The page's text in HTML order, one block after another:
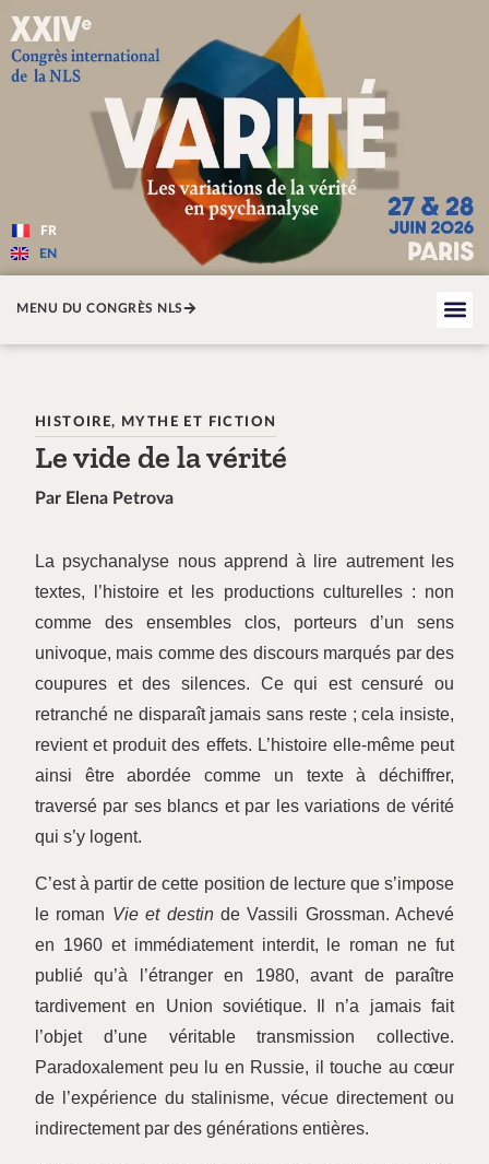
Varité — Les variations de la
FR
EN
MENU DU CONGRÈS NLS
HISTOIRE, MYTHE ET FICTION
Le vide de la vérité
Par Elena Petrova
La psychanalyse nous apprend à lire autrement les
textes, l’histoire et les productions culturelles : non
comme des ensembles clos, porteurs d’un sens
univoque, mais comme des discours marqués par des
coupures et des silences. Ce qui est censuré ou
retranché ne disparaît jamais sans reste ; cela insiste,
revient et produit des effets. L’histoire elle-même peut
ainsi être abordée comme un texte à déchiffrer,
traversé par ses blancs et par les variations de vérité
qui s’y logent.
C’est à partir de cette position de lecture que s’impose
le roman Vie et destin de Vassili Grossman. Achevé
en 1960 et immédiatement interdit, le roman ne fut
publié qu’à l’étranger en 1980, avant de paraître
tardivement en Union soviétique. Il n’a jamais fait
l’objet d’une véritable transmission collective.
Paradoxalement peu lu en Russie, il touche au cœur
de l’expérience du stalinisme, vécue directement ou
indirectement par des générations entières.